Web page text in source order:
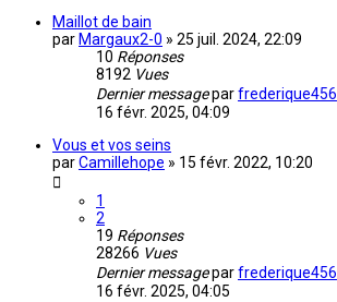
Maillot de bain
par Margaux2-0 » 25 juil. 2024, 22:09
10 Réponses
8192 Vues
Dernier messageparfrederique456
16 févr. 2025, 04:09
Vous et vos seins
parCamillehope » 15 févr. 2022, 10:20
1
2
19 Réponses
28266 Vues
Dernier messageparfrederique456
16 févr. 2025, 04:05